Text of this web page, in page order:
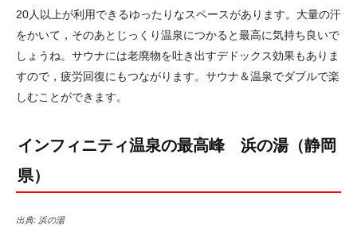
20人以上が利用できるゆったりなスペースがあります。大量の汗
をかいて，そのあとじっくり温泉につかると最高に気持ち良いで
しょうね。サウナには老廃物を吐き出すデドックス効果もありま
すので，疲労回復にもつながります。サウナ＆温泉でダブルで楽
しむことができます。
インフィニティ温泉の最高峰 浜の湯（静岡
県）
出典: 浜の湯